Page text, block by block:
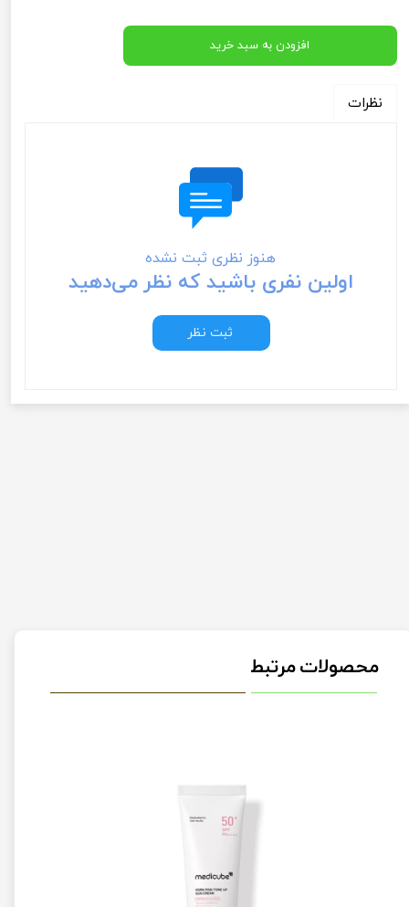
افزودن به سبد خرید
نظرات
هنوز نظری ثبت نشده
اولین نفری باشید که نظر می‌دهید
ثبت نظر
محصولات مرتبط